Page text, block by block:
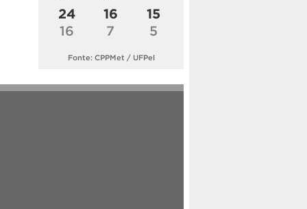
24
16
16
7
15
5
Fonte: CPPMet / UFPel